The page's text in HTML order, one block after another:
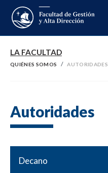
DOCUMENTOS
LA FACULTAD
QUIÉNES SOMOS AUTORIDADES
Autoridades
Decano